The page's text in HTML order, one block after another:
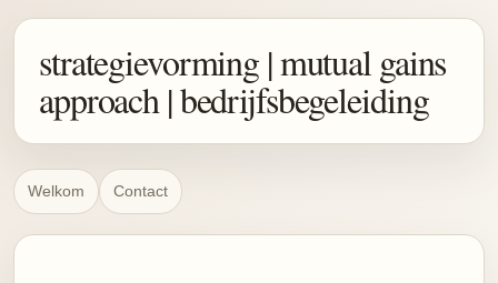
strategievorming | mutual gains
approach | bedrijfsbegeleiding
Welkom Contact